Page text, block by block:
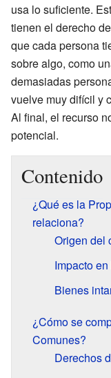
usa lo suficiente.
tienen el derecho
que cada persona
sobre algo, como
demasiadas
vuelve muy difícil y
Al final, el recurso
potencial.
Contenido
¿Qué es la
relaciona?
Origen del
Impacto
Bienes
¿Cómo se
Comunes?
Derechos